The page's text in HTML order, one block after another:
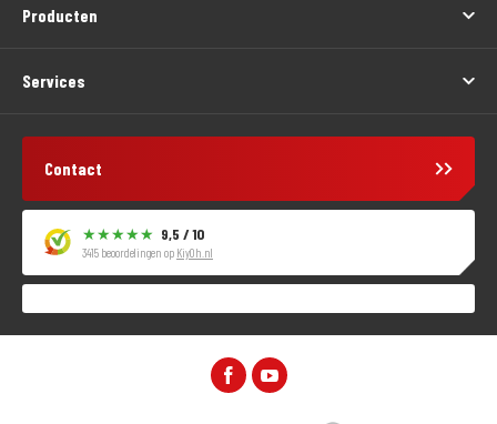
Producten
Services
Contact
9,5 / 10
3415 beoordelingen op KiyOh.nl